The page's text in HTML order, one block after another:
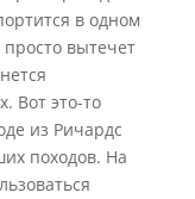
в одном
вытечет
Вот это-то
из Ричардс
походов. На